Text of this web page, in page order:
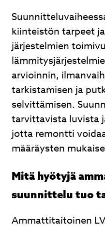
kiinteistön tarpeet
järjestelmien
arvioinnin,
tarkistamisen ja
selvittämisen.
tarvittavista luvista
jotta remontti
määräysten
Mitä hyötyjä
suunnittelu tuo
Ammattitaitoinen